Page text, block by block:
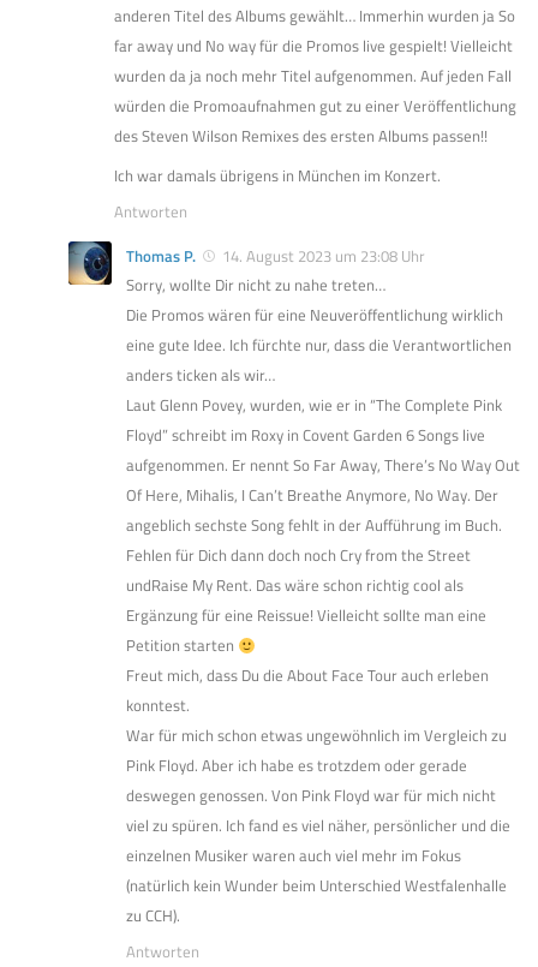
anderen Titel des Albums gewählt… Immerhin wurden ja So
far away und No way für die Promos live gespielt! Vielleicht
wurden da ja noch mehr Titel aufgenommen. Auf jeden Fall
würden die Promoaufnahmen gut zu einer Veröffentlichung
des Steven Wilson Remixes des ersten Albums passen!!
Ich war damals übrigens in München im Konzert.
Antworten
Thomas P.
14. August 2023 um 23:08 Uhr
Sorry, wollte Dir nicht zu nahe treten…
Die Promos wären für eine Neuveröffentlichung wirklich
eine gute Idee. Ich fürchte nur, dass die Verantwortlichen
anders ticken als wir…
Laut Glenn Povey, wurden, wie er in “The Complete Pink
Floyd” schreibt im Roxy in Covent Garden 6 Songs live
aufgenommen. Er nennt So Far Away, There’s No Way Out
Of Here, Mihalis, I Can’t Breathe Anymore, No Way. Der
angeblich sechste Song fehlt in der Aufführung im Buch.
Fehlen für Dich dann doch noch Cry from the Street
undRaise My Rent. Das wäre schon richtig cool als
Ergänzung für eine Reissue! Vielleicht sollte man eine
Petition starten
Freut mich, dass Du die About Face Tour auch erleben
konntest.
War für mich schon etwas ungewöhnlich im Vergleich zu
Pink Floyd. Aber ich habe es trotzdem oder gerade
deswegen genossen. Von Pink Floyd war für mich nicht
viel zu spüren. Ich fand es viel näher, persönlicher und die
einzelnen Musiker waren auch viel mehr im Fokus
(natürlich kein Wunder beim Unterschied Westfalenhalle
zu CCH).
Antworten